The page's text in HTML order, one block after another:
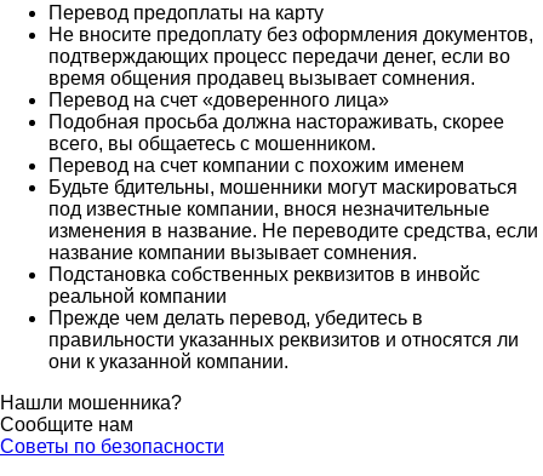
Перевод предоплаты на карту
Не вносите предоплату без оформления документов,
подтверждающих процесс передачи денег, если во
время общения продавец вызывает сомнения.
Перевод на счет «доверенного лица»
Подобная просьба должна настораживать, скорее
всего, вы общаетесь с мошенником.
Перевод на счет компании с похожим именем
Будьте бдительны, мошенники могут маскироваться
под известные компании, внося незначительные
изменения в название. Не переводите средства, если
название компании вызывает сомнения.
Подстановка собственных реквизитов в инвойс
реальной компании
Прежде чем делать перевод, убедитесь в
правильности указанных реквизитов и относятся ли
они к указанной компании.
Нашли мошенника?
Сообщите нам
Советы по безопасности